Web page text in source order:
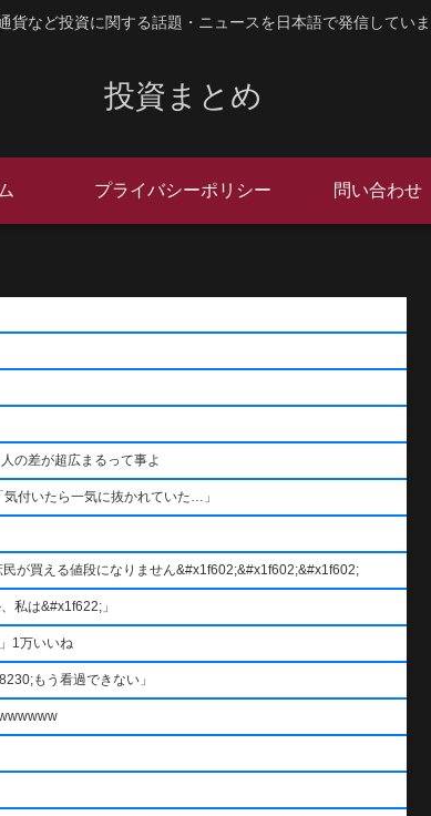
貨など投資に関する話題・ニュースを日本語で発信してい
投資まとめ
プライバシーポリシー 問い合わせ
の差が超広まるって事よ
付いたら一気に抜かれていた…」
が買える値段になりません&#x1f602;&#x1f602;&#x1f602;
私は&#x1f622;」
1万いいね
もう看過できない」